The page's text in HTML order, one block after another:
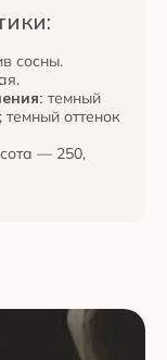
сосны.
темный
оттенок
— 250,